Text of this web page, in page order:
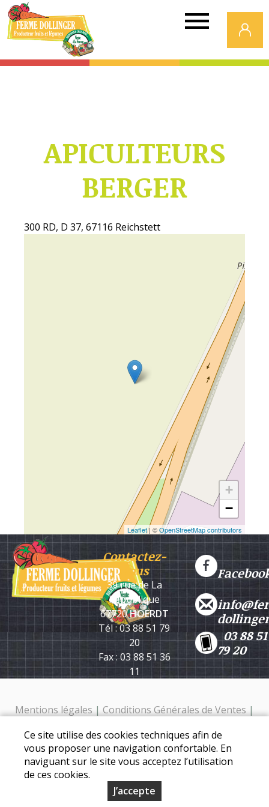
APICULTEURS
BERGER
300 RD, D 37, 67116 Reichstett
+
−
Leaflet| ©OpenStreetMap contributors
Contactez-
nous
39 rue de La
République
67720HOERDT
Tél : 03 88 51 79
20
Fax : 03 88 51 36
11
03 88 51
79 20
Mentions légales | Conditions Générales de Ventes |
Ferme Dollinger - 39 rue de la république - 67720 Hoerdt -
Tél. : 03 88 51 79 20
© Copyright 2026 - Ferme Dollinger - Tous droits réservés -
Ce site utilise des cookies techniques afin de
vous proposer une navigation confortable. En
naviguant sur le site vous acceptez l’utilisation
de ces cookies.
J’accepte